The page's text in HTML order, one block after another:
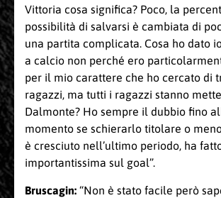
Vittoria cosa significa? Poco, la
possibilità di salvarsi è cambiata di
una partita complicata. Cosa ho dato
a calcio non perché ero
per il mio carattere che ho cercato di
ragazzi, ma tutti i ragazzi stanno
Dalmonte? Ho sempre il dubbio fino
momento se schierarlo titolare o
è cresciuto nell’ultimo periodo, ha
importantissima sul goal”.
Bruscagin: “Non è stato facile però